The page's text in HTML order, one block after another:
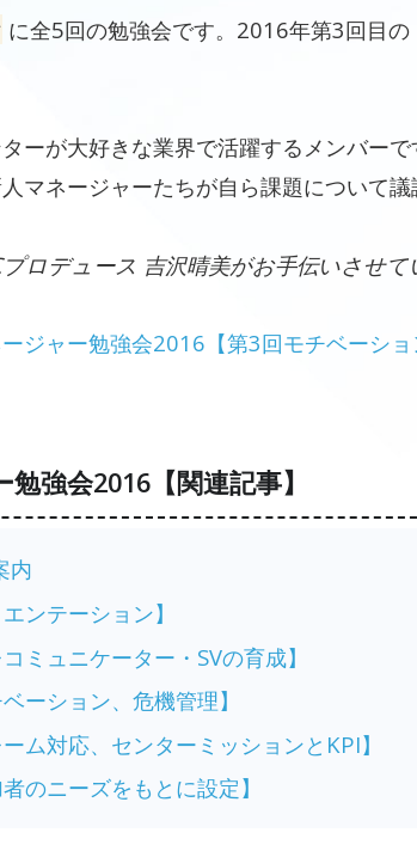
に全5回の勉強会です。2016年第3回目
ーが大好きな業界で活躍するメンバーで
マネージャーたちが自ら課題について
ロデュース 吉沢晴美がお手伝いさせ
ジャー勉強会2016【第3回モチベーシ
強会2016【関連記事】
内
ンテーション】
ミュニケーター・SVの育成】
ーション、危機管理】
ム対応、センターミッションとKPI】
のニーズをもとに設定】